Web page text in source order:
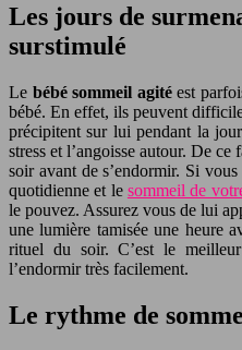
Les jours de
surstimulé
Le bébé sommeil agitéest
bébé. En effet, ils peuvent
précipitent sur lui pendant la
stress et l’angoisse autour. De
soir avant de s’endormir. Si
quotidienne et le sommeil de
le pouvez. Assurez vous de lui
une lumière tamisée une heure
rituel du soir. C’est le
l’endormir très facilement.
Le rythme de